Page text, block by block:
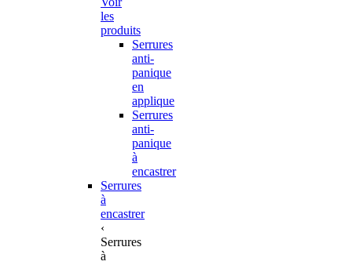
les
produits
Serrures
anti-
panique
en
applique
Serrures
anti-
panique
à
encastrer
Serrures
à
encastrer
‹
Serrures
à